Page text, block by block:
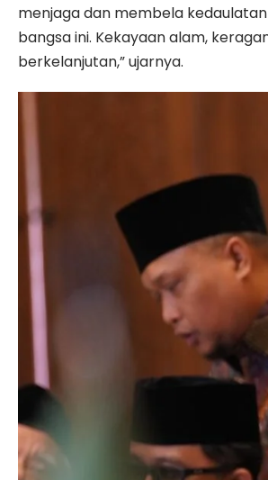
menjaga dan membela
bangsa ini. Kekayaan alam,
berkelanjutan,” ujarnya.